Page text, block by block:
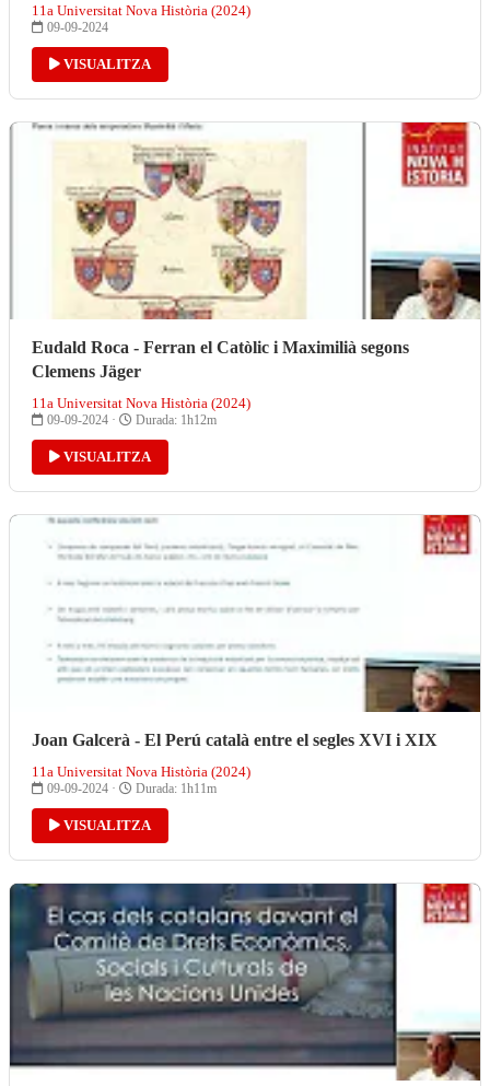
11a Universitat Nova Història (2024)
09-09-2024
VISUALITZA
Eudald Roca - Ferran el Catòlic i Maximilià segons
Clemens Jäger
11a Universitat Nova Història (2024)
09-09-2024 · Durada: 1h12m
VISUALITZA
Joan Galcerà - El Perú català entre el segles XVI i XIX
11a Universitat Nova Història (2024)
09-09-2024 · Durada: 1h11m
VISUALITZA